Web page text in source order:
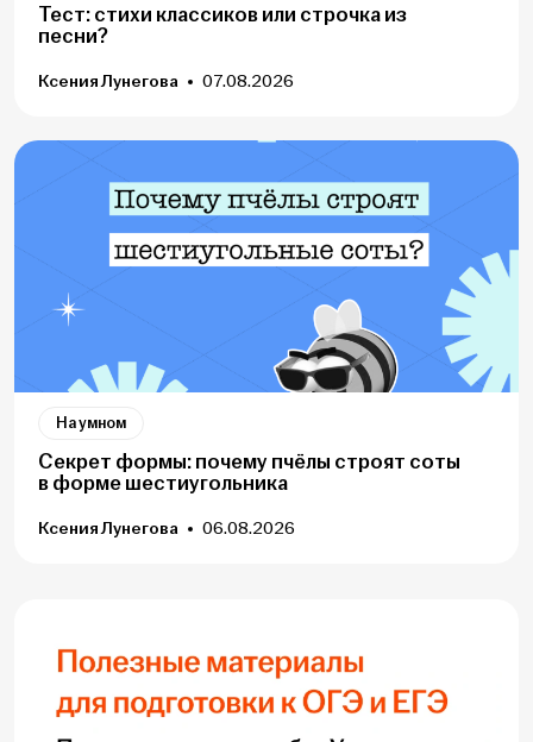
Тест: стихи классиков или строчка из
песни?
Ксения Лунегова 07.08.2026
На умном
Секрет формы: почему пчёлы строят соты
в форме шестиугольника
Ксения Лунегова 06.08.2026